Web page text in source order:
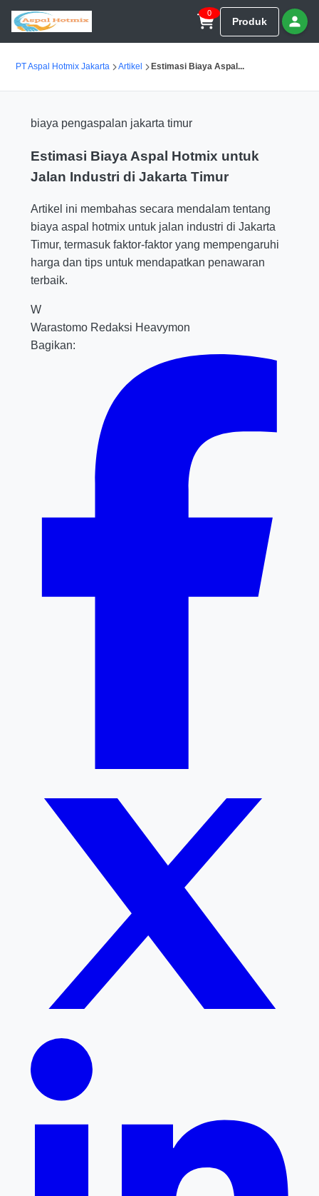
0
Produk
PT Aspal Hotmix Jakarta Artikel Estimasi Biaya Aspal...
biaya pengaspalan jakarta timur
Estimasi Biaya Aspal Hotmix untuk
Jalan Industri di Jakarta Timur
Artikel ini membahas secara mendalam tentang
biaya aspal hotmix untuk jalan industri di Jakarta
Timur, termasuk faktor-faktor yang mempengaruhi
harga dan tips untuk mendapatkan penawaran
terbaik.
W
Warastomo Redaksi Heavymon
Bagikan: